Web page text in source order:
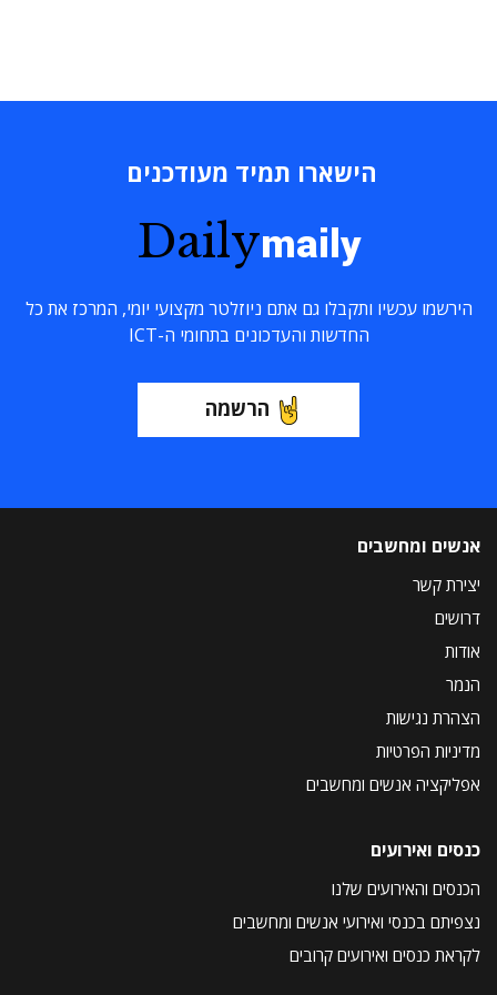
הישארו תמיד מעודכנים
Dailymaily
הירשמו עכשיו ותקבלו גם אתם ניוזלטר מקצועי יומי, המרכז את כל
החדשות והעדכונים בתחומי ה-ICT
הרשמה
אנשים ומחשבים
יצירת קשר
דרושים
אודות
הנמר
הצהרת נגישות
מדיניות הפרטיות
אפליקציה אנשים ומחשבים
כנסים ואירועים
הכנסים והאירועים שלנו
נצפיתם בכנסי ואירועי אנשים ומחשבים
לקראת כנסים ואירועים קרובים